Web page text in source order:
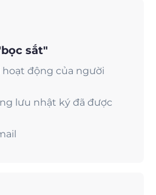
sắt"
động của người
lưu nhật ký đã được